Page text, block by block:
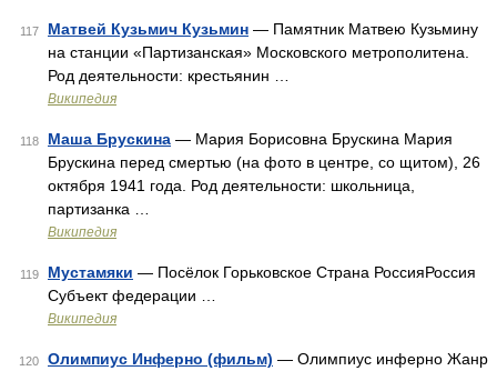
117 Матвей Кузьмич Кузьмин — Памятник Матвею Кузьмину
на станции «Партизанская» Московского метрополитена.
Род деятельности: крестьянин …
Википедия
118 Маша Брускина — Мария Борисовна Брускина Мария
Брускина перед смертью (на фото в центре, со щитом), 26
октября 1941 года. Род деятельности: школьница,
партизанка …
Википедия
119 Мустамяки — Посёлок Горьковское Страна РоссияРоссия
Субъект федерации …
Википедия
120 Олимпиус Инферно (фильм) — Олимпиус инферно Жанр